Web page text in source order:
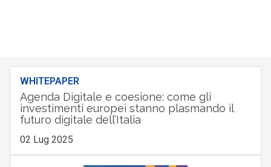
WHITEPAPER
Agenda Digitale e coesione: come gli
investimenti europei stanno plasmando il
futuro digitale dell’Italia
02 Lug 2025